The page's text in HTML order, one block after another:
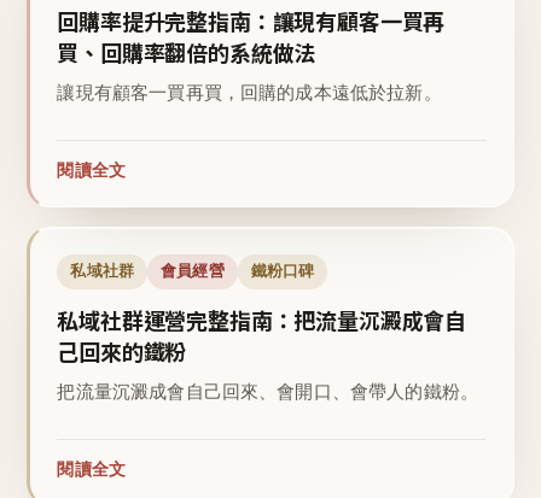
回購率提升完整指南：讓現有顧客一買再
買、回購率翻倍的系統做法
讓現有顧客一買再買，回購的成本遠低於拉新。
閱讀全文
私域社群 會員經營 鐵粉口碑
私域社群運營完整指南：把流量沉澱成會自
己回來的鐵粉
把流量沉澱成會自己回來、會開口、會帶人的鐵粉。
閱讀全文